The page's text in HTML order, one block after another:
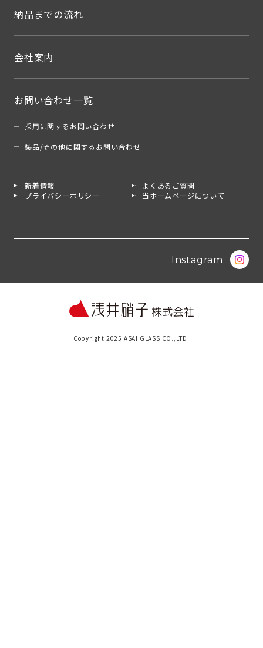
納品までの流れ
会社案内
お問い合わせ一覧
採用に関するお問い合わせ
製品/その他に関するお問い合わせ
新着情報
よくあるご質問
プライバシーポリシー
当ホームページについて
Instagram
Copyright 2025 ASAI GLASS CO.,LTD.